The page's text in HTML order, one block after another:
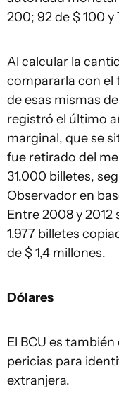
200; 92 de $ 100 y
Al calcular la
compararla con el
de esas mismas
registró el último
marginal, que se
fue retirado del
31.000 billetes,
Observador en
Entre 2008 y
1.977 billetes
de $ 1,4 millones.
Dólares
El BCU es
pericias para
extranjera.